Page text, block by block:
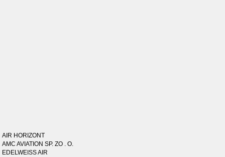
AIR HORIZONT
AMC AVIATION SP. ZO . O.
EDELWEISS AIR